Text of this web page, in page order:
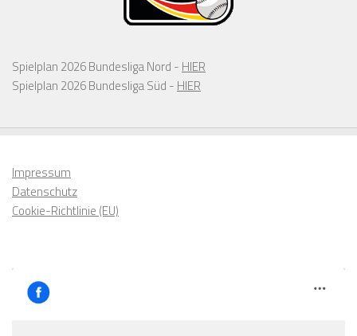
Spielplan 2026 Bundesliga Nord - HIER
Spielplan 2026 Bundesliga Süd - HIER
Impressum
Datenschutz
Cookie-Richtlinie (EU)